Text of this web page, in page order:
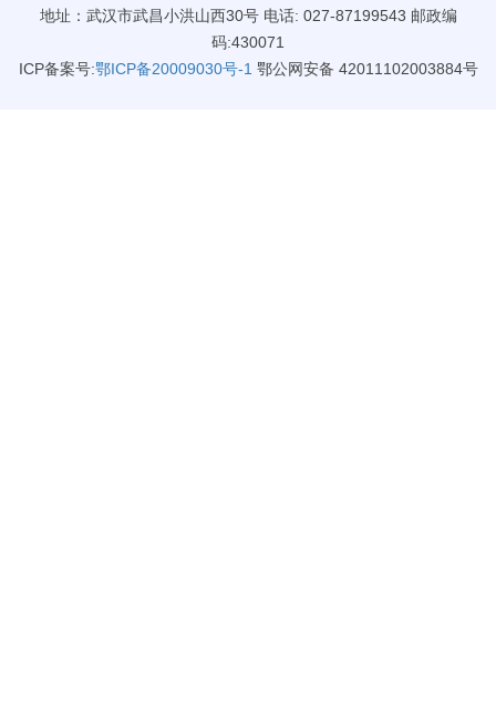
地址：武汉市武昌小洪山西30号 电话: 027-87199543 邮政编
码:430071
ICP备案号:鄂ICP备20009030号-1 鄂公网安备 42011102003884号